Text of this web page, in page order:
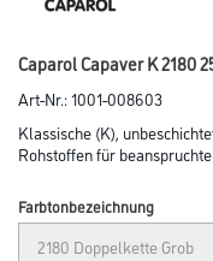
Caparol Capaver K 2180
Art-Nr.:1001-008603
Klassische (K),
Rohstoffen für
Farbtonbezeichnung